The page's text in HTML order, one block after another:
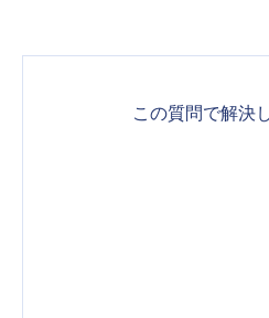
この質問で解決